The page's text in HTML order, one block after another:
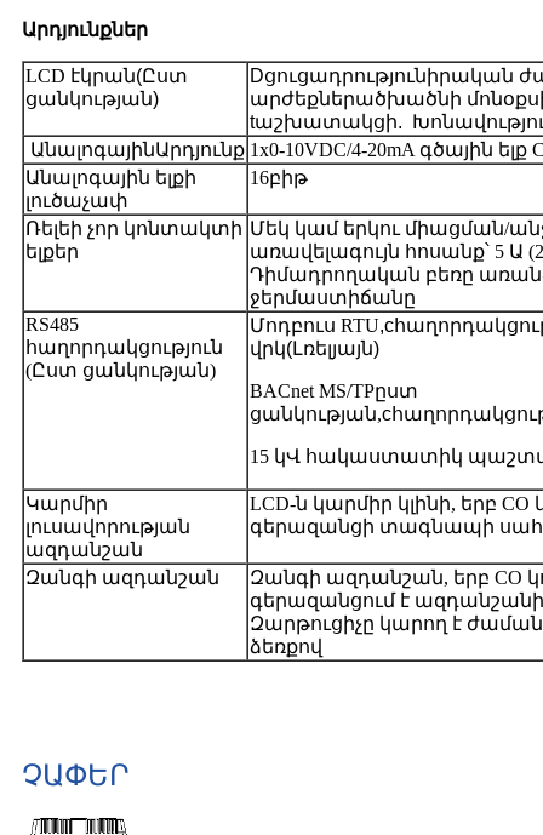
Արդյունքներ
LCD էկրան(Ըստ
ցանկության)
Dցուցադրություն իրական
արժեքներածխածնի
tաշխատակցի.
ԱնալոգայինԱրդյունք 1x0-10VDC/4-20mA գծային
Անալոգային ելքի
լուծաչափ
16բիթ
Ռելեի չոր կոնտակտի
ելքեր
Մեկ կամ երկու միացման/
առավելագույն հոսանք՝ 5 Ա
Դիմադրողական բեռը
ջերմաստիճանը
RS485
հաղորդակցություն
(Ըստ ցանկության)
Մոդբուս RTU,c
վրկ(Լռելյայն)
BACnet MS/TPըստ
ցանկության,c
15 կՎ հակաստատիկ
Կարմիր
լուսավորության
ազդանշան
LCD-ն կարմիր կլինի, երբ
գերազանցի տագնապի
Զանգի ազդանշան
Զանգի ազդանշան, երբ CO
գերազանցում է
Զարթուցիչը կարող է
ձեռքով
ՉԱՓԵՐ